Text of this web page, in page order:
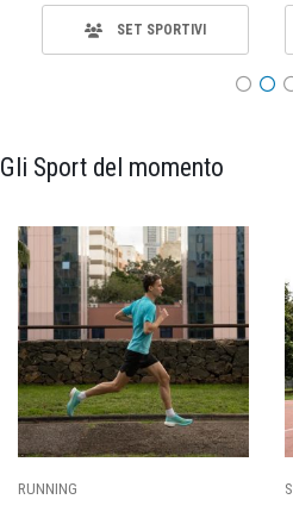
SET SPORTIVI
Gli Sport del momento
SPORT PARALIMPICI